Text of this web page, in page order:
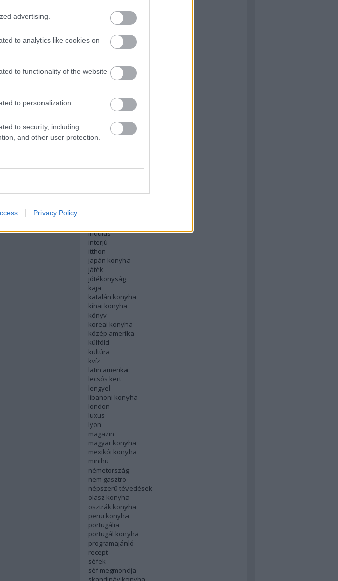
advertising.
to analytics like cookies on
to functionality of the website
to personalization.
to security, including
and other user protection.
Privacy Policy
ázsiai konyha
baszk konyha
belgium
bocusedor
bocuse dor
dél amerika
english
északi konyha
francia konyha
holland konyha
indulás
interjú
itthon
japán konyha
játék
jótékonyság
kaja
katalán konyha
kínai konyha
könyv
koreai konyha
közép amerika
külföld
kultúra
kvíz
latin amerika
lecsós kert
lengyel
libanoni konyha
london
luxus
lyon
magazin
magyar konyha
mexikói konyha
minihu
németország
nem gasztro
népszerű tévedések
olasz konyha
osztrák konyha
perui konyha
portugália
portugál konyha
programajánló
recept
séfek
séf megmondja